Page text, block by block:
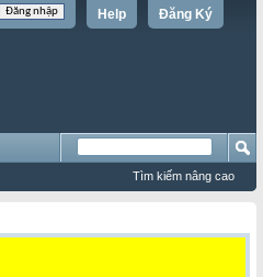
Đăng Ký
Help
Tìm kiếm nâng cao